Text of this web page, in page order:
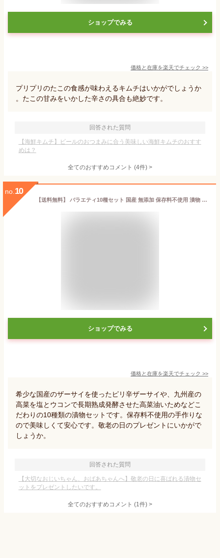
ショップでみる
価格と在庫を楽天でチェック >>
プリプリのたこの食感が味わえるキムチはいかがでしょうか
。たこの甘みをいかした辛さの具合も絶妙です。
回答された質問
【海鮮キムチ】ビールのおつまみに合う美味しい海鮮キムチのおすす
めは？
全てのおすすめコメント (4件) >
no. 10
【送料無料】 バラエティ10種セット 国産 無添加 保存料不使用 漬物 人気 ラーメン 惣菜 小分け おかず おつまみ ご飯 炒飯 カレー 弁当 つけもの おにぎり 簡単 調理 宮崎 ＜つの農産＞
ショップでみる
価格と在庫を楽天でチェック >>
希少な国産のザーサイを使ったピリ辛ザーサイや、九州産の
高菜を塩とウコンで長期熟成発酵させた高菜油いためなどこ
だわりの10種類の漬物セットです。保存料不使用の手作りな
ので美味しくて安心です。敬老の日のプレゼントにいかがで
しょうか。
回答された質問
【大切なおじいちゃん、おばあちゃんへ】敬老の日に喜ばれる漬物セ
ットをプレゼントしたいです。
全てのおすすめコメント (1件) >